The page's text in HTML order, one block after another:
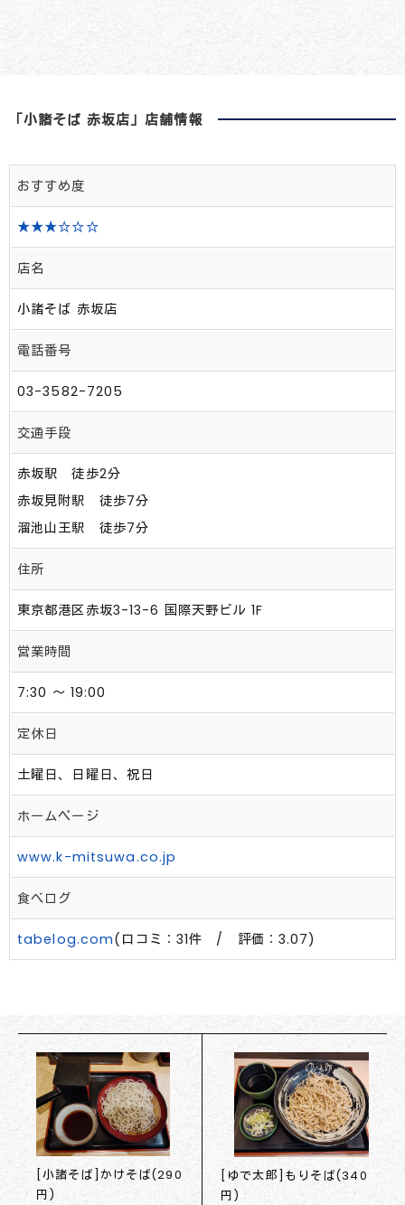
「小諸そば 赤坂店」店舗情報
おすすめ度
★★★☆☆☆
店名
小諸そば 赤坂店
電話番号
03-3582-7205
交通手段
赤坂駅 徒歩2分
赤坂見附駅 徒歩7分
溜池山王駅 徒歩7分
住所
東京都港区赤坂3-13-6 国際天野ビル 1F
営業時間
7:30 ～ 19:00
定休日
土曜日、日曜日、祝日
ホームページ
www.k-mitsuwa.co.jp
食べログ
tabelog.com(口コミ：31件 / 評価：3.07)
[小諸そば]かけそば(290
円)
[ゆで太郎]もりそば(340
円)